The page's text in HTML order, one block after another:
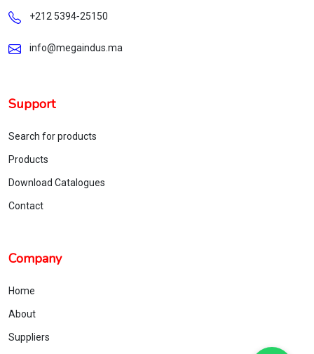
+212 5394‑25150
info@megaindus.ma
Support
Search for products
Products
Download Catalogues
Contact
Company
Home
About
Suppliers